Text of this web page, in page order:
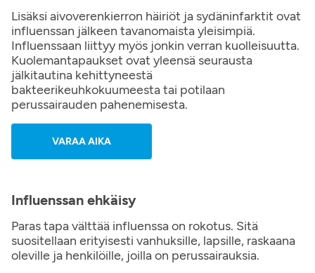
Lisäksi aivoverenkierron häiriöt ja sydäninfarktit ovat
influenssan jälkeen tavanomaista yleisimpiä.
Influenssaan liittyy myös jonkin verran kuolleisuutta.
Kuolemantapaukset ovat yleensä seurausta
jälkitautina kehittyneestä
bakteerikeuhkokuumeesta tai potilaan
perussairauden pahenemisesta.
VARAA AIKA
Influenssan ehkäisy
Paras tapa välttää influenssa on rokotus. Sitä
suositellaan erityisesti vanhuksille, lapsille, raskaana
oleville ja henkilöille, joilla on perussairauksia.